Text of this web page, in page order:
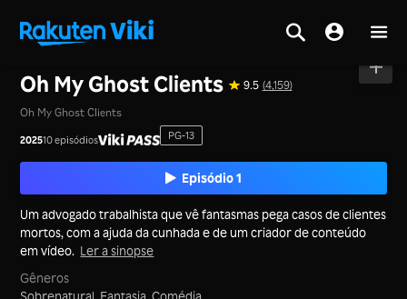
Oh My Ghost Clients 9.5 (4,159)
Oh My Ghost Clients
202510 episódios PG-13
Episódio 1
Um advogado trabalhista que vê fantasmas pega casos de clientes
mortos, com a ajuda da cunhada e de um criador de conteúdo
em vídeo. Ler a sinopse
Gêneros
Sobrenatural, Fantasia,Comédia